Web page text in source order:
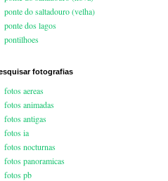
ponte do saltadouro (velha)
ponte dos lagos
pontilhoes
fotografias
fotos aereas
fotos animadas
fotos antigas
fotos ia
fotos nocturnas
fotos panoramicas
fotos pb